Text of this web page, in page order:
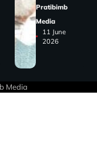
Pratibimb
Media
11 June
2026
Media